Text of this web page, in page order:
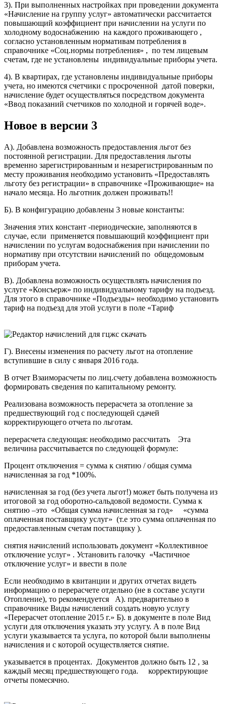
3). При выполненных настройках при проведении документа
«Начисление на группу услуг» автоматически рассчитается
повышающий коэффициент при начислении на услуги по
холодному водоснабжению на каждого проживающего ,
согласно установленным нормативам потребления в
справочнике «Соц.нормы потребления» , по тем лицевым
счетам, где не установлены индивидуальные приборы учета.
4). В квартирах, где установлены индивидуальные приборы
учета, но имеются счетчики с просроченной датой поверки,
начисление будет осуществляться посредством документа
«Ввод показаний счетчиков по холодной и горячей воде».
Новое в версии 3
А). Добавлена возможность предоставления льгот без
постоянной регистрации. Для предоставления льготы
временно зарегистрированным и незарегистрированным по
месту проживания необходимо установить «Предоставлять
льготу без регистрации» в справочнике «Проживающие» на
начало месяца. Но льготник должен проживать!!
Б). В конфигурацию добавлены 3 новые константы:
Значения этих констант -периодические, заполняются в
случае, если применяется повышающий коэффициент при
начислении по услугам водоснабжения при начислении по
нормативу при отсутствии начислений по общедомовым
приборам учета.
В). Добавлена возможность осуществлять начисления по
услуге «Консъерж» по индивидуальному тарифу на подъезд.
Для этого в справочнике «Подъезды» необходимо установить
тариф на подъезд для этой услуги в поле «Тариф
Г). Внесены изменения по расчету льгот на отопление
вступившие в силу с января 2016 года.
В отчет Взаиморасчеты по лиц.счету добавлена возможность
формировать сведения по капитальному ремонту.
Реализована возможность перерасчета за отопление за
предшествующий год с последующей сдачей
корректирующего отчета по льготам.
перерасчета следующая: необходимо рассчитать Эта
величина рассчитывается по следующей формуле:
Процент отключения = сумма к снятию / общая сумма
начисленная за год *100%.
начисленная за год (без учета льгот!) может быть получена из
итоговой за год оборотно-сальдовой ведомости. Сумма к
снятию –это «Общая сумма начисленная за год» «сумма
оплаченная поставщику услуг» (т.е это сумма оплаченная по
предоставленным счетам поставщику ).
снятия начислений использовать документ «Коллективное
отключение услуг» . Установить галочку «Частичное
отключение услуг» и ввести в поле
Если необходимо в квитанции и других отчетах видеть
информацию о перерасчете отдельно (не в составе услуги
Отопление), то рекомендуется А). предварительно в
справочнике Виды начислений создать новую услугу
«Перерасчет отопление 2015 г.» Б). в документе в поле Вид
услуги для отключения указать эту услугу. А в поле Вид
услуги указывается та услуга, по которой были выполнены
начисления и с которой осуществляется снятие.
указывается в процентах. Документов должно быть 12 , за
каждый месяц предшествующего года. корректирующие
отчеты помесячно.